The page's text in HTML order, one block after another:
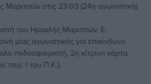
Μαριτσών στις 23/03 (24η αγωνιστική)
του Ηρακλής Μαριτσών, Ε.
μίας αγωνιστικής για επικίνδυνο
ποδοσφαιριστή, 2η κίτρινη κάρτα
περ. Ι του Π.Κ.).